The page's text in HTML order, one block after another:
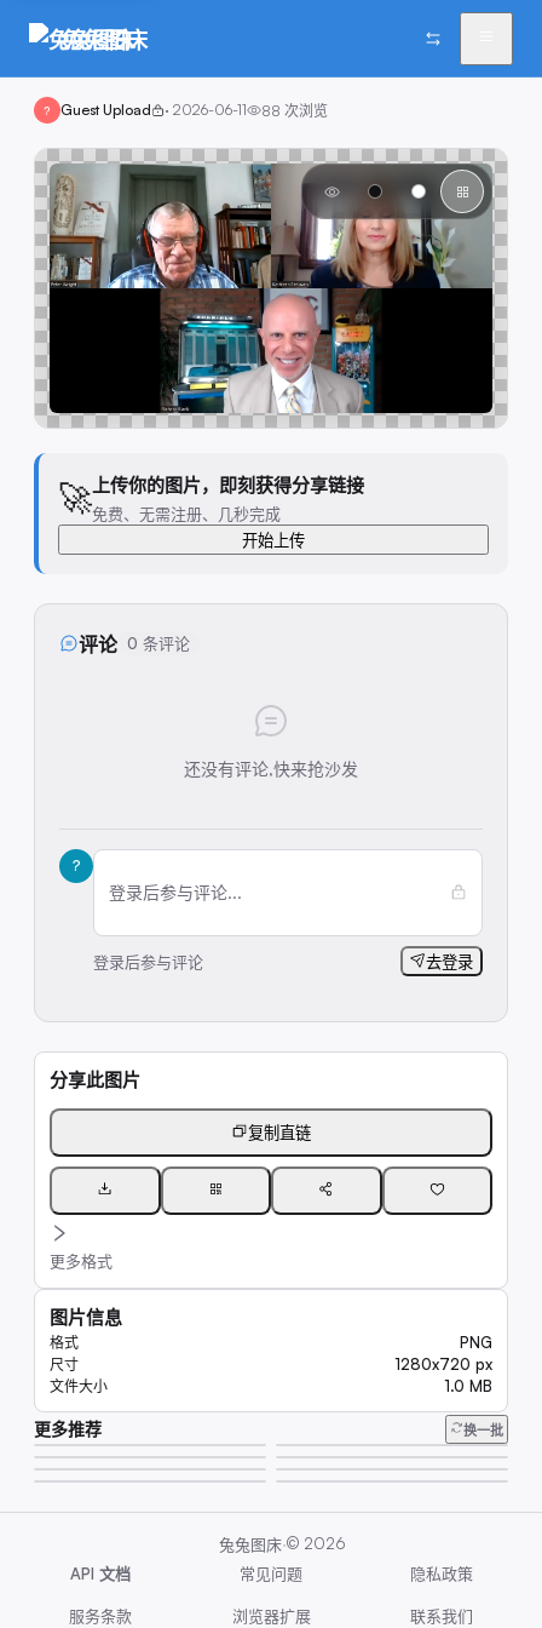
兔兔图床
? Guest Upload · 2026-06-11 88 次浏览
🚀上传你的图片，即刻获得分享链接
免费、无需注册、几秒完成
开始上传
评论 0 条评论
还没有评论,快来抢沙发
?
登录后参与评论...
登录后参与评论 去登录
分享此图片
复制直链
更多格式
图片信息
格式 PNG
尺寸 1280x720 px
文件大小 1.0 MB
更多推荐 换一批
25K
8.0K
16K
6.6K
8.9K
9.4K
20K
兔兔图床·© 2026
API 文档
常见问题 隐私政策
服务条款 浏览器扩展 联系我们